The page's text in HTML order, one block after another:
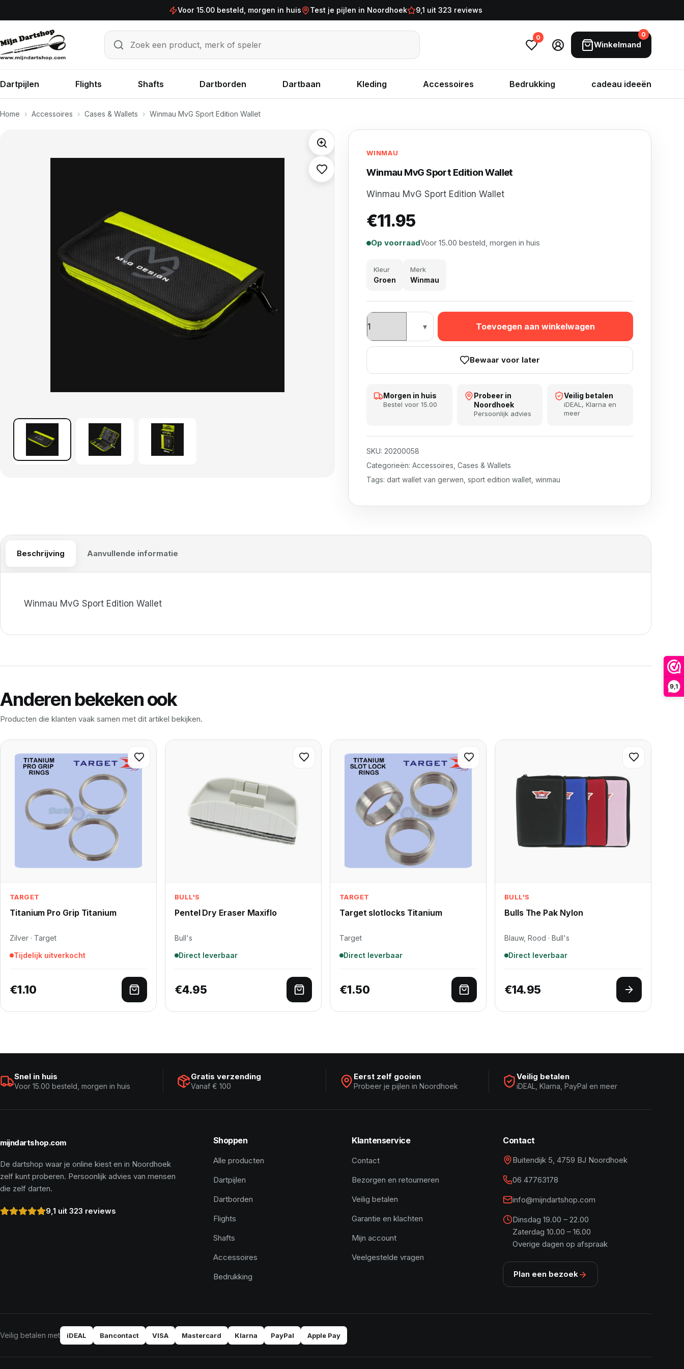
9,1
Voor 15.00 besteld, morgen in huis Test je pijlen in Noordhoek 9,1 uit 323 reviews
Zoek een product, merk of speler
Zoeken
0 0
Winkelmand
Dartpijlen Flights Shafts Dartborden Dartbaan Kleding Accessoires Bedrukking cadeau ideeën
Home › Accessoires › Cases & Wallets › Winmau MvG Sport Edition Wallet
WINMAU
Winmau MvG Sport Edition Wallet
Winmau MvG Sport Edition Wallet
€11.95
Op voorraadVoor 15.00 besteld, morgen in huis
Kleur
Groen
Merk
Winmau
Winmau MvG Sport Edition Wallet aantal
Toevoegen aan winkelwagen
Bewaar voor later
Morgen in huis
Bestel voor 15.00
Probeer in
Noordhoek
Persoonlijk advies
Veilig betalen
iDEAL, Klarna en
meer
SKU: 20200058
Categorieën:Accessoires ,Cases & Wallets
Tags:dart wallet van gerwen ,sport edition wallet ,winmau
Beschrijving Aanvullende informatie
Winmau MvG Sport Edition Wallet
Anderen bekeken ook
Producten die klanten vaak samen met dit artikel bekijken.
TARGET
Titanium Pro Grip Titanium
Zilver · Target
Tijdelijk uitverkocht
€1.10 Lees verder
BULL'S
Pentel Dry Eraser Maxiflo
Bull's
Direct leverbaar
€4.95 Toevoegen aan winkelwagen
TARGET
Target slotlocks Titanium
Target
Direct leverbaar
€1.50 Toevoegen aan winkelwagen
BULL'S
Bulls The Pak Nylon
Blauw, Rood · Bull's
Direct leverbaar
€14.95 Opties
Snel in huis
Voor 15.00 besteld, morgen in huis
Gratis verzending
Vanaf € 100
Eerst zelf gooien
Probeer je pijlen in Noordhoek
Veilig betalen
iDEAL, Klarna, PayPal en meer
mijndartshop.com
De dartshop waar je online kiest en in Noordhoek
zelf kunt proberen. Persoonlijk advies van mensen
die zelf darten.
9,1 uit 323 reviews
Shoppen
Alle producten
Dartpijlen
Dartborden
Flights
Shafts
Accessoires
Bedrukking
Klantenservice
Contact
Bezorgen en retourneren
Veilig betalen
Garantie en klachten
Mijn account
Veelgestelde vragen
Contact
Buitendijk 5, 4759 BJ Noordhoek
06 47763178
info@mijndartshop.com
Dinsdag 19.00 – 22.00
Zaterdag 10.00 – 16.00
Overige dagen op afspraak
Plan een bezoek
Veilig betalen met iDEAL Bancontact VISA Mastercard Klarna PayPal Apple Pay